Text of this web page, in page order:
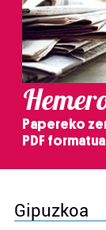
Papereko
PDF
Gipuzkoa